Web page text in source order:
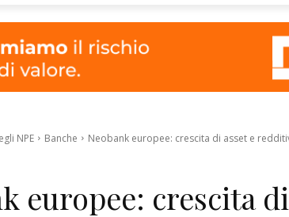
NPE Banche Neobank europee: crescita di asset e
europee: crescita